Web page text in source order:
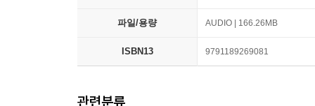
파일/용량 AUDIO | 166.26MB
ISBN13 9791189269081
관련분류